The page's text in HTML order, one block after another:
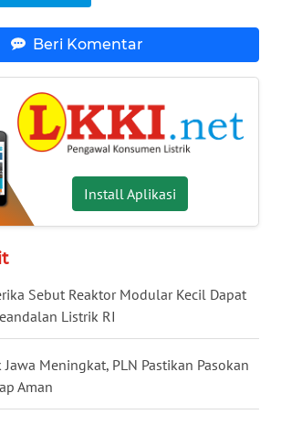
Beri Komentar
Install Aplikasi
Sebut Reaktor Modular Kecil Dapat
Listrik RI
Meningkat, PLN Pastikan Pasokan
Aman